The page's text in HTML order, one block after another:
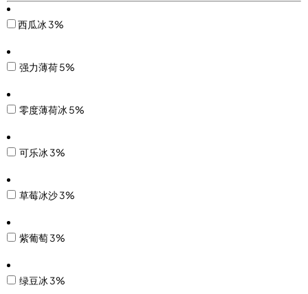
西瓜冰 3%
强力薄荷 5%
零度薄荷冰 5%
可乐冰 3%
草莓冰沙 3%
紫葡萄 3%
绿豆冰 3%